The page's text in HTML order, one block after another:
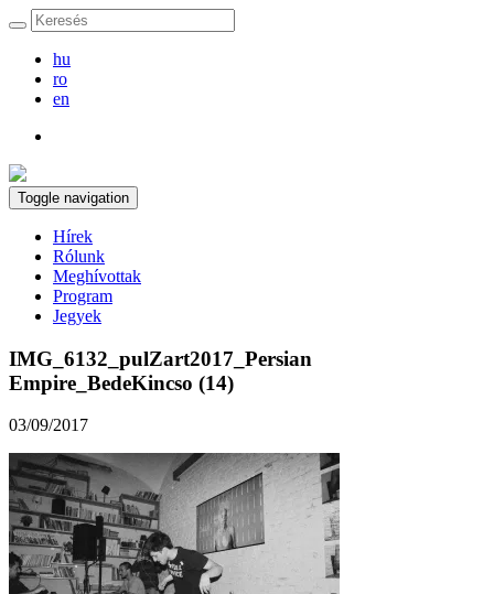
hu
ro
en
Toggle navigation
Hírek
Rólunk
Meghívottak
Program
Jegyek
IMG_6132_pulZart2017_Persian
Empire_BedeKincso (14)
03/09/2017